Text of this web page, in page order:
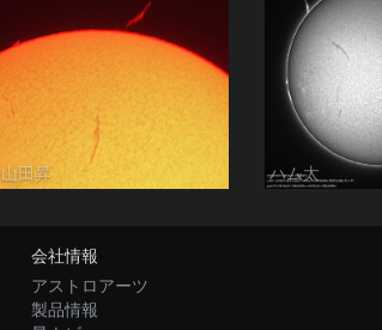
山田昇 ハム太
会社情報
アストロアーツ
製品情報